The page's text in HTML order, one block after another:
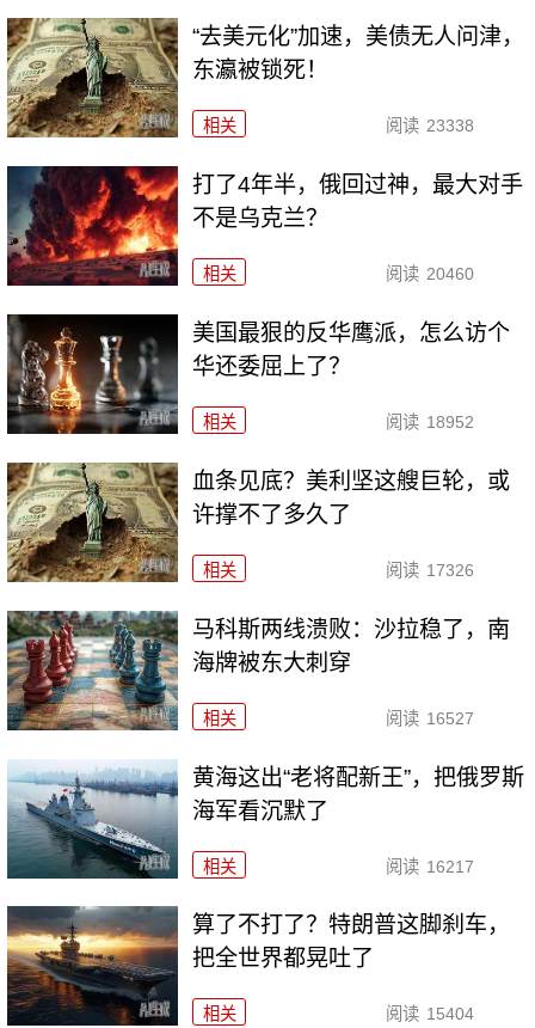
“去美元化”加速，美债无人问津，
东瀛被锁死！
相关 阅读 23338
打了4年半，俄回过神，最大对手
不是乌克兰？
相关 阅读 20460
美国最狠的反华鹰派，怎么访个
华还委屈上了？
相关 阅读 18952
血条见底？美利坚这艘巨轮，或
许撑不了多久了
相关 阅读 17326
马科斯两线溃败：沙拉稳了，南
海牌被东大刺穿
相关 阅读 16527
黄海这出“老将配新王”，把俄罗斯
海军看沉默了
相关 阅读 16217
算了不打了？特朗普这脚刹车，
把全世界都晃吐了
相关 阅读 15404